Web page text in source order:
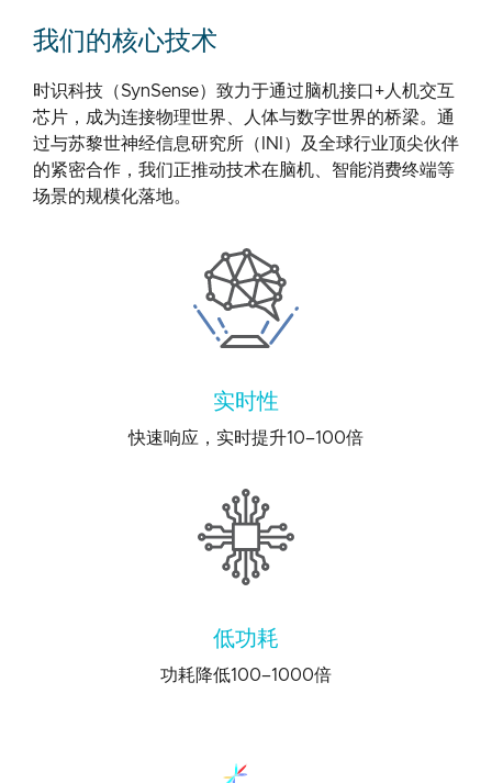
我们的核心技术
时识科技（SynSense）致力于通过脑机接口+人机交互
芯片，成为连接物理世界、人体与数字世界的桥梁。通
过与苏黎世神经信息研究所（INI）及全球行业顶尖伙伴
的紧密合作，我们正推动技术在脑机、智能消费终端等
场景的规模化落地。
实时性
快速响应，实时提升10–100倍
低功耗
功耗降低100–1000倍